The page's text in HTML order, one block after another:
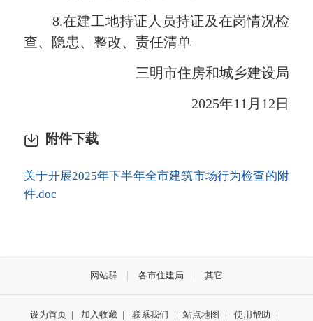
8.在建工地持证人员持证及在岗情况检
查、隐患、整改、责任清单
三明市住房和城乡建设局
2025年11月12日
附件下载
关于开展2025年下半年全市建筑市场行为检查的附
件.doc
网站群 各市住建局 其它
设为首页 | 加入收藏 | 联系我们 | 站点地图 | 使用帮助 |